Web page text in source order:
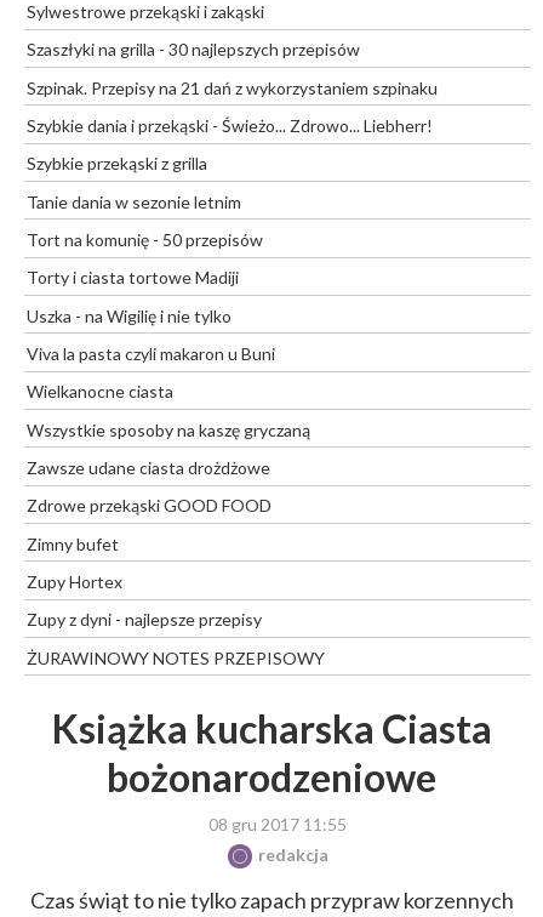
Sylwestrowe przekąski i zakąski
Szaszłyki na grilla - 30 najlepszych przepisów
Szpinak. Przepisy na 21 dań z wykorzystaniem szpinaku
Szybkie dania i przekąski - Świeżo... Zdrowo... Liebherr!
Szybkie przekąski z grilla
Tanie dania w sezonie letnim
Tort na komunię - 50 przepisów
Torty i ciasta tortowe Madiji
Uszka - na Wigilię i nie tylko
Viva la pasta czyli makaron u Buni
Wielkanocne ciasta
Wszystkie sposoby na kaszę gryczaną
Zawsze udane ciasta drożdżowe
Zdrowe przekąski GOOD FOOD
Zimny bufet
Zupy Hortex
Zupy z dyni - najlepsze przepisy
ŻURAWINOWY NOTES PRZEPISOWY
Książka kucharska Ciasta
bożonarodzeniowe
08 gru 2017 11:55
redakcja
Czas świąt to nie tylko zapach przypraw korzennych